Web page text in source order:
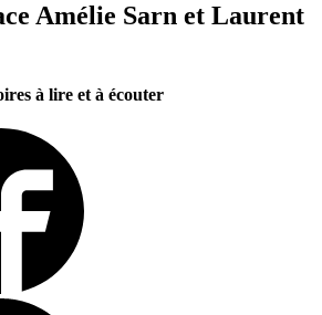
Amélie Sarn et Laurent
à lire et à écouter